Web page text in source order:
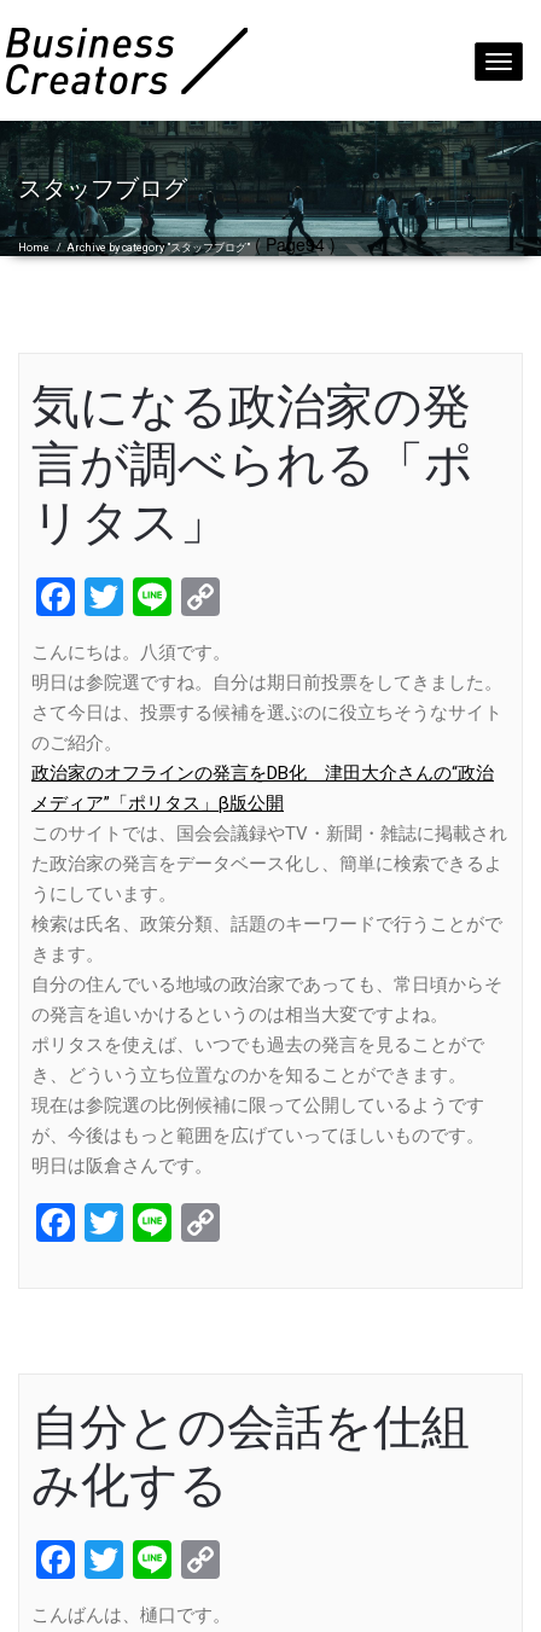
スタッフブログ
Home /Archive by category "スタッフブログ"( Page94 )
気になる政治家の発
言が調べられる「ポ
リタス」
Facebook
Twitter
Line
こんにちは。八須です。
明日は参院選ですね。自分は期日前投票をしてきました。
さて今日は、投票する候補を選ぶのに役立ちそうなサイト
のご紹介。
政治家のオフラインの発言をDB化 津田大介さんの“政治
メディア”「ポリタス」β版公開
このサイトでは、国会会議録やTV・新聞・雑誌に掲載され
た政治家の発言をデータベース化し、簡単に検索できるよ
うにしています。
検索は氏名、政策分類、話題のキーワードで行うことがで
きます。
自分の住んでいる地域の政治家であっても、常日頃からそ
の発言を追いかけるというのは相当大変ですよね。
ポリタスを使えば、いつでも過去の発言を見ることがで
き、どういう立ち位置なのかを知ることができます。
現在は参院選の比例候補に限って公開しているようです
が、今後はもっと範囲を広げていってほしいものです。
明日は阪倉さんです。
Facebook
Twitter
Line
自分との会話を仕組
み化する
Facebook
Twitter
Line
こんばんは、樋口です。